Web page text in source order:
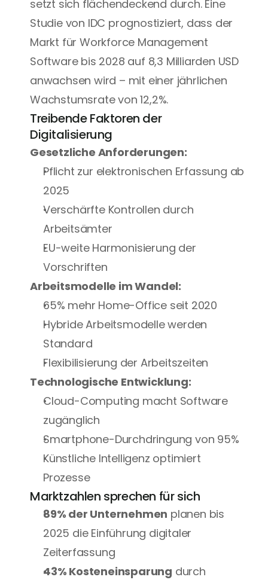
setzt sich flächendeckend durch. Eine
Studie von IDC prognostiziert, dass der
Markt für Workforce Management
Software bis 2028 auf 8,3 Milliarden USD
anwachsen wird – mit einer jährlichen
Wachstumsrate von 12,2%.
Treibende Faktoren der
Digitalisierung
Gesetzliche Anforderungen:
Pflicht zur elektronischen Erfassung ab
2025
Verschärfte Kontrollen durch
Arbeitsämter
EU-weite Harmonisierung der
Vorschriften
Arbeitsmodelle im Wandel:
65% mehr Home-Office seit 2020
Hybride Arbeitsmodelle werden
Standard
Flexibilisierung der Arbeitszeiten
Technologische Entwicklung:
Cloud-Computing macht Software
zugänglich
Smartphone-Durchdringung von 95%
Künstliche Intelligenz optimiert
Prozesse
Marktzahlen sprechen für sich
89% der Unternehmen planen bis
2025 die Einführung digitaler
Zeiterfassung
43% Kosteneinsparung durch